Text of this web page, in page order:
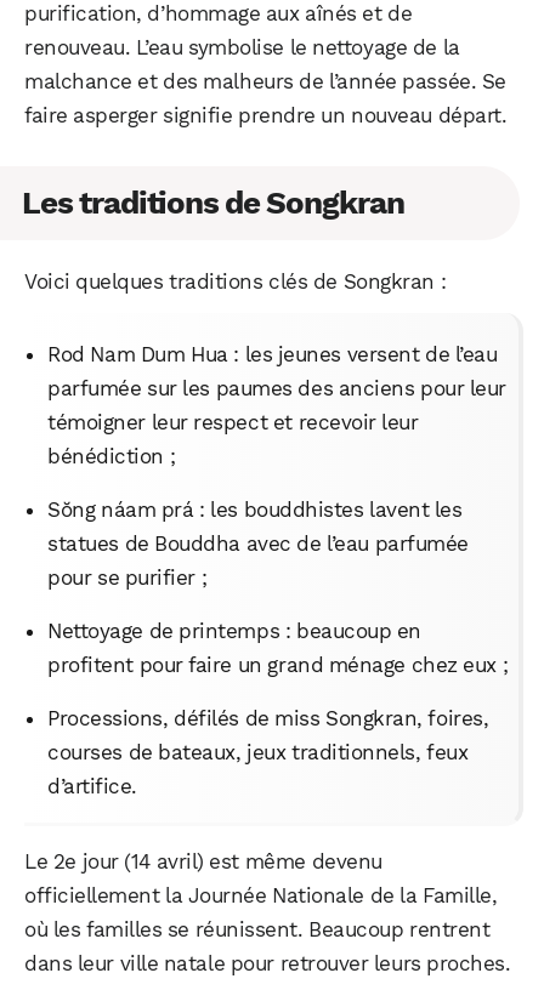
purification, d’hommage aux aînés et de
renouveau. L’eau symbolise le nettoyage de la
malchance et des malheurs de l’année passée. Se
faire asperger signifie prendre un nouveau départ.
Les traditions de Songkran
Voici quelques traditions clés de Songkran :
Rod Nam Dum Hua : les jeunes versent de l’eau
parfumée sur les paumes des anciens pour leur
témoigner leur respect et recevoir leur
bénédiction ;
Sŏng náam prá : les bouddhistes lavent les
statues de Bouddha avec de l’eau parfumée
pour se purifier ;
Nettoyage de printemps : beaucoup en
profitent pour faire un grand ménage chez eux ;
Processions, défilés de miss Songkran, foires,
courses de bateaux, jeux traditionnels, feux
d’artifice.
Le 2e jour (14 avril) est même devenu
officiellement la Journée Nationale de la Famille,
où les familles se réunissent. Beaucoup rentrent
dans leur ville natale pour retrouver leurs proches.